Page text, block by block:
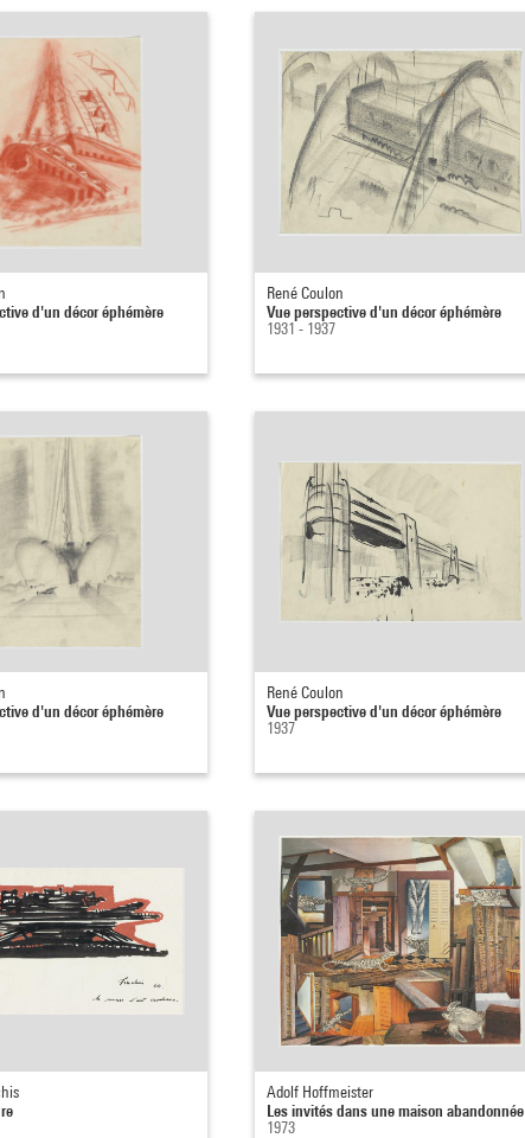
d'un décor éphémère
René Coulon
Vue perspective d'un décor éphémère
1931 - 1937
d'un décor éphémère
René Coulon
Vue perspective d'un décor éphémère
1937
Adolf Hoffmeister
Les invités dans une maison abandonnée
1973